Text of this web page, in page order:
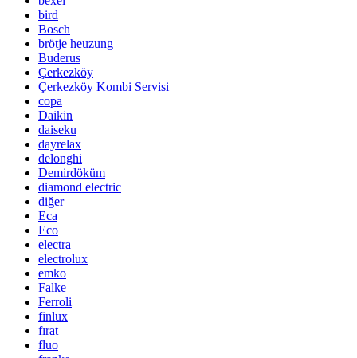
bird
Bosch
brötje heuzung
Buderus
Çerkezköy
Çerkezköy Kombi Servisi
copa
Daikin
daiseku
dayrelax
delonghi
Demirdöküm
diamond electric
diğer
Eca
Eco
electra
electrolux
emko
Falke
Ferroli
finlux
fırat
fluo